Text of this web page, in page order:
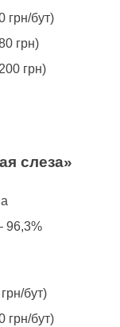
грн/бут)
грн)
грн)
слеза»
96,3%
бут)
грн/бут)